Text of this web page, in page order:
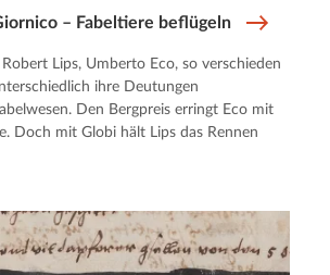
– Fabeltiere beflügeln
Lips, Umberto Eco, so verschieden
ihre Deutungen
Den Bergpreis erringt Eco mit
Doch mit Globi hält Lips das Rennen